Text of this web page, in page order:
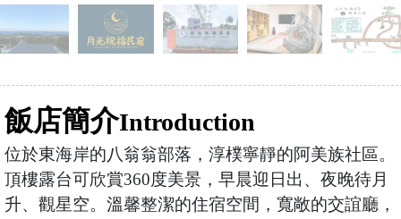
飯店簡介Introduction
位於東海岸的八翁翁部落，淳樸寧靜的阿美族社區。
頂樓露台可欣賞360度美景，早晨迎日出、夜晚待月
升、觀星空。溫馨整潔的住宿空間，寬敞的交誼廳，